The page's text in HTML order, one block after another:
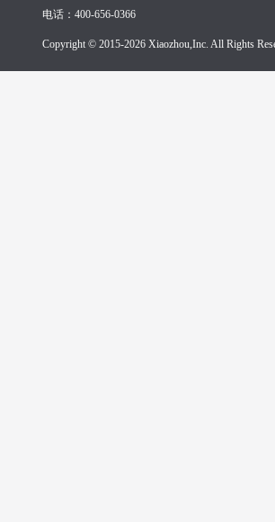
电话：400-656-0366
Copyright © 2015-2026 Xiaozhou,Inc. All Rights